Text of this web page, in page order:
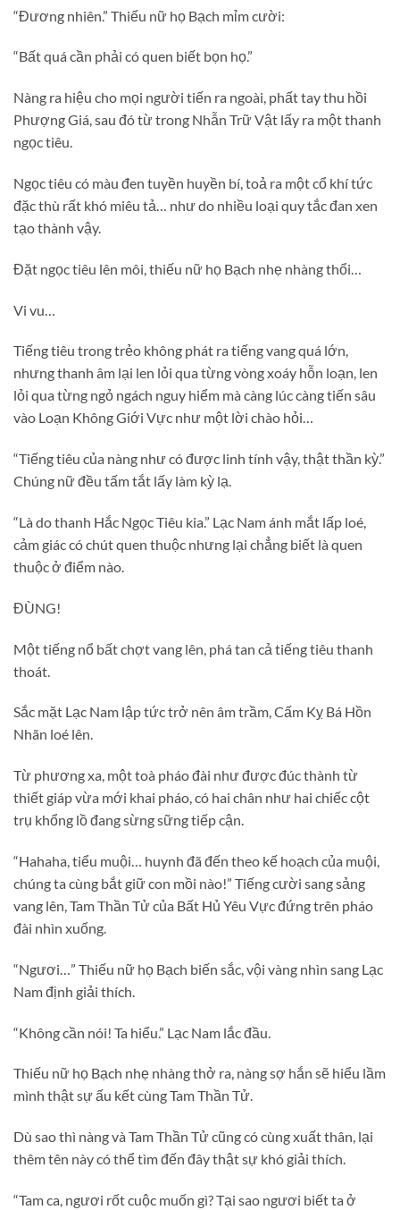
“Đương nhiên.” Thiếu nữ họ Bạch mỉm cười:
“Bất quá cần phải có quen biết bọn họ.”
Nàng ra hiệu cho mọi người tiến ra ngoài, phất tay thu hồi
Phượng Giá, sau đó từ trong Nhẫn Trữ Vật lấy ra một thanh
ngọc tiêu.
Ngọc tiêu có màu đen tuyền huyền bí, toả ra một cổ khí tức
đặc thù rất khó miêu tả… như do nhiều loại quy tắc đan xen
tạo thành vậy.
Đặt ngọc tiêu lên môi, thiếu nữ họ Bạch nhẹ nhàng thổi…
Vi vu…
Tiếng tiêu trong trẻo không phát ra tiếng vang quá lớn,
nhưng thanh âm lại len lỏi qua từng vòng xoáy hỗn loạn, len
lỏi qua từng ngỏ ngách nguy hiểm mà càng lúc càng tiến sâu
vào Loạn Không Giới Vực như một lời chào hỏi…
“Tiếng tiêu của nàng như có được linh tính vậy, thật thần kỳ.”
Chúng nữ đều tấm tắt lấy làm kỳ lạ.
“Là do thanh Hắc Ngọc Tiêu kia.” Lạc Nam ánh mắt lấp loé,
cảm giác có chút quen thuộc nhưng lại chẳng biết là quen
thuộc ở điểm nào.
ĐÙNG!
Một tiếng nổ bất chợt vang lên, phá tan cả tiếng tiêu thanh
thoát.
Sắc mặt Lạc Nam lập tức trở nên âm trầm, Cấm Kỵ Bá Hồn
Nhãn loé lên.
Từ phương xa, một toà pháo đài như được đúc thành từ
thiết giáp vừa mới khai pháo, có hai chân như hai chiếc cột
trụ khổng lồ đang sừng sững tiếp cận.
“Hahaha, tiểu muội… huynh đã đến theo kế hoạch của muội,
chúng ta cùng bắt giữ con mồi nào!” Tiếng cười sang sảng
vang lên, Tam Thần Tử của Bất Hủ Yêu Vực đứng trên pháo
đài nhìn xuống.
“Ngươi…” Thiếu nữ họ Bạch biến sắc, vội vàng nhìn sang Lạc
Nam định giải thích.
“Không cần nói! Ta hiểu.” Lạc Nam lắc đầu.
Thiếu nữ họ Bạch nhẹ nhàng thở ra, nàng sợ hắn sẽ hiểu lầm
mình thật sự ấu kết cùng Tam Thần Tử.
Dù sao thì nàng và Tam Thần Tử cũng có cùng xuất thân, lại
thêm tên này có thể tìm đến đây thật sự khó giải thích.
“Tam ca, ngươi rốt cuộc muốn gì? Tại sao ngươi biết ta ở